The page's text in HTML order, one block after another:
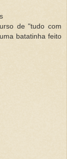
de "tudo com
batatinha feito